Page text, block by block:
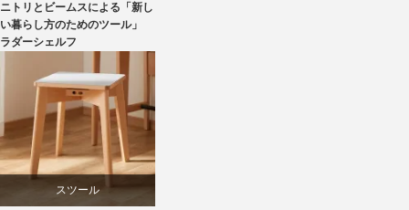
ニトリ
ビーチ
ライフスタイル
家具
ニトリとビームスによる「新し
い暮らし方のためのツール」
ラダーシェルフ
スツール